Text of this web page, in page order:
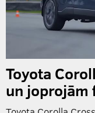
Toyota
un joprojām